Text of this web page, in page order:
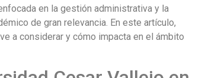
en la gestión administrativa y la
de gran relevancia. En este artículo,
a considerar y cómo impacta en el ámbito